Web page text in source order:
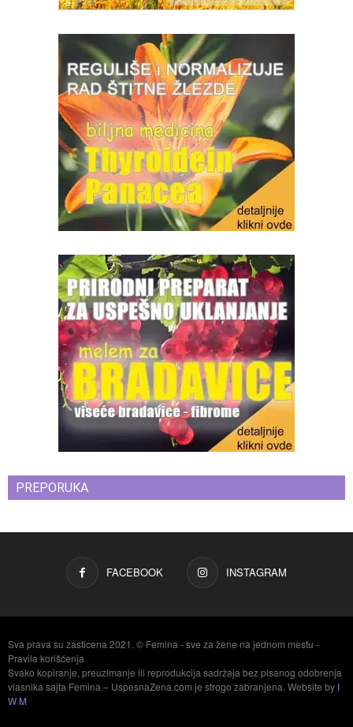
PREPORUKA
FACEBOOK INSTAGRAM
Sva prava su zasticena 2021. © Femina - sve za žene na jednom mestu -
Pravila korišćenja
Svako kopiranje, preuzimanje ili reprodukcija sadržaja bez pisanog odobrenja
vlasnika sajta Femina – UspesnaZena.com je strogo zabranjena. Website by I
W M